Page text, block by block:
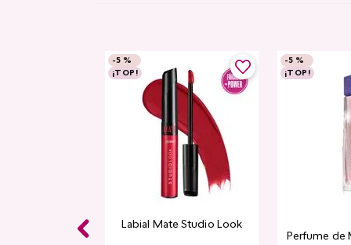
-5 %
¡TOP!
Labial Mate Studio Look
-5 %
¡TOP!
Perfume de